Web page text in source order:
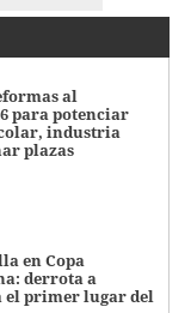
al
para potenciar
industria
plazas
en Copa
derrota a
el primer lugar del